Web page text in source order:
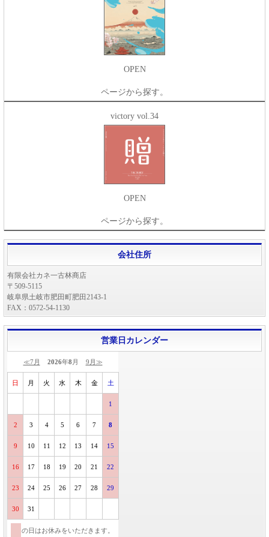
OPEN
ページから探す。
victory vol.34
OPEN
ページから探す。
会社住所
有限会社カネ一古林商店
〒509-5115
岐阜県土岐市肥田町肥田2143-1
FAX：0572-54-1130
営業日カレンダー
≪7月 2026年8 月 9月≫
日 月 火 水 木 金 土
1
2 3 4 5 6 7 8
9 10 11 12 13 14 15
16 17 18 19 20 21 22
23 24 25 26 27 28 29
30 31
の日はお休みをいただきます。